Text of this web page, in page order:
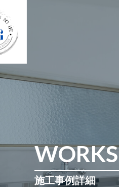
WORKS
施工事例詳細